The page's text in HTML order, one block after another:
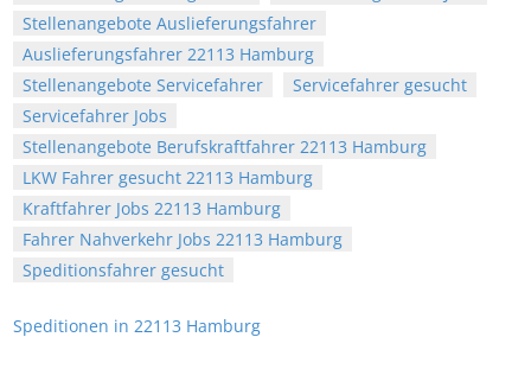
Stellenangebote Auslieferungsfahrer
Auslieferungsfahrer 22113 Hamburg
Stellenangebote Servicefahrer
Servicefahrer gesucht
Servicefahrer Jobs
Stellenangebote Berufskraftfahrer 22113 Hamburg
LKW Fahrer gesucht 22113 Hamburg
Kraftfahrer Jobs 22113 Hamburg
Fahrer Nahverkehr Jobs 22113 Hamburg
Speditionsfahrer gesucht
Speditionen in 22113 Hamburg